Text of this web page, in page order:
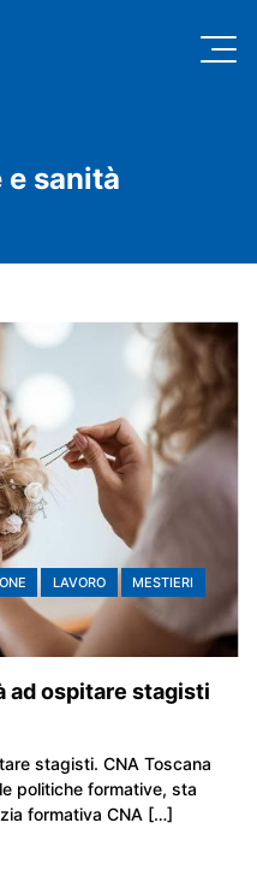
e sanità
LAVORO
MESTIERI
ospitare stagisti
stagisti. CNA Toscana
politiche formative, sta
formativa CNA […]